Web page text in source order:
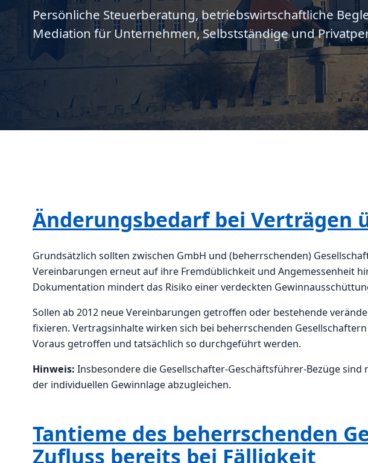
Persönliche Steuerberatung, betriebswirtschaftliche
Mediation für Unternehmen, Selbstständige und
Änderungsbedarf bei Verträgen
Grundsätzlich sollten zwischen GmbH und (beherrschenden)
Vereinbarungen erneut auf ihre Fremdüblichkeit und Angemessenheit
Dokumentation mindert das Risiko einer verdeckten
Sollen ab 2012 neue Vereinbarungen getroffen oder bestehende
fixieren. Vertragsinhalte wirken sich bei beherrschenden
Voraus getroffen und tatsächlich so durchgeführt werden.
Hinweis: Insbesondere die Gesellschafter-Geschäftsführer-Bezüge
der individuellen Gewinnlage abzugleichen.
Tantieme des beherrschenden
Zufluss bereits bei Fälligkeit